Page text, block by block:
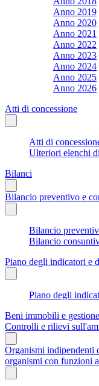
Anno 2019
Anno 2020
Anno 2021
Anno 2022
Anno 2023
Anno 2024
Anno 2025
Anno 2026
Atti di concessione
Atti di
Ulteriori elenchi
Bilanci
Bilancio preventivo e
Bilancio
Bilancio
Piano degli indicatori e
Piano degli
Beni immobili e
Controlli e rilievi
Organismi indipendenti
organismi con funzioni